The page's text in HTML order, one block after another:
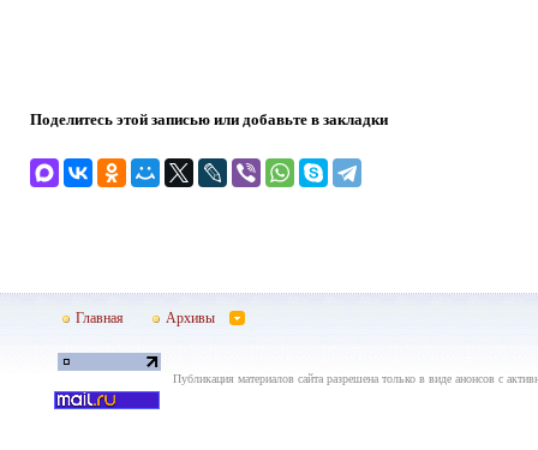
Поделитесь этой записью или добавьте в закладки
Главная Архивы
Публикация материалов сайта разрешена только в виде анонсов с